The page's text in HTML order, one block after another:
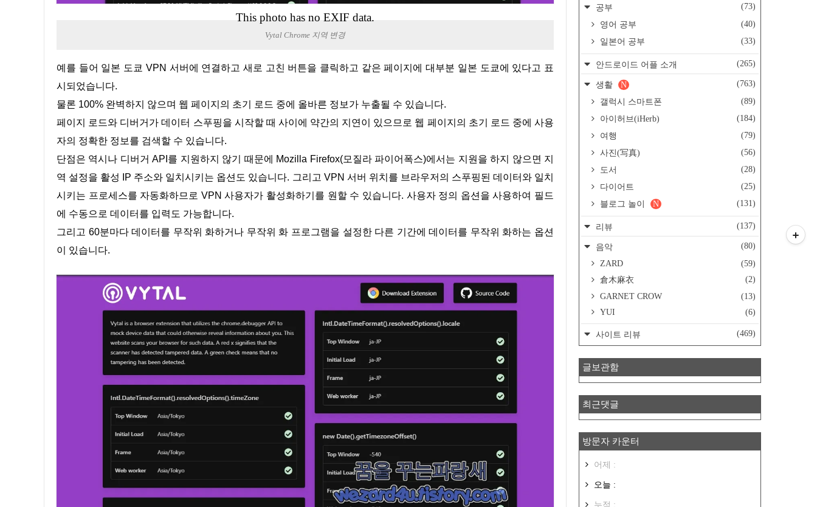
This photo has no EXIF data.
Vytal Chrome 지역 변경
예를 들어 일본 도쿄 VPN 서버에 연결하고 새로 고친 버튼을 클릭하고 같은 페이지에 대부분 일본 도쿄에 있다고 표
시되었습니다.
물론 100% 완벽하지 않으며 웹 페이지의 초기 로드 중에 올바른 정보가 누출될 수 있습니다.
페이지 로드와 디버거가 데이터 스푸핑을 시작할 때 사이에 약간의 지연이 있으므로 웹 페이지의 초기 로드 중에 사용
자의 정확한 정보를 검색할 수 있습니다.
단점은 역시나 디버거 API를 지원하지 않기 때문에 Mozilla Firefox(모질라 파이어폭스)에서는 지원을 하지 않으면 지
역 설정을 활성 IP 주소와 일치시키는 옵션도 있습니다. 그리고 VPN 서버 위치를 브라우저의 스푸핑된 데이터와 일치
시키는 프로세스를 자동화하므로 VPN 사용자가 활성화하기를 원할 수 있습니다. 사용자 정의 옵션을 사용하여 필드
에 수동으로 데이터를 입력도 가능합니다.
그리고 60분마다 데이터를 무작위 화하거나 무작위 화 프로그램을 설정한 다른 기간에 데이터를 무작위 화하는 옵션
이 있습니다.
공부
(73)
영어 공부
(40)
일본어 공부
(33)
안드로이드 어플 소개 (265)
생활 (763)
N
갤럭시 스마트폰
(89)
아이허브(iHerb)
(184)
여행
(79)
사진(写真)
(56)
도서
(28)
다이어트
(25)
블로그 놀이
(131)
N
리뷰 (137)
음악
(80)
ZARD
(59)
倉木麻衣
(2)
GARNET CROW
(13)
YUI
(6)
사이트 리뷰 (469)
글보관함
최근댓글
방문자 카운터
어제 :
오늘 :
누적 :